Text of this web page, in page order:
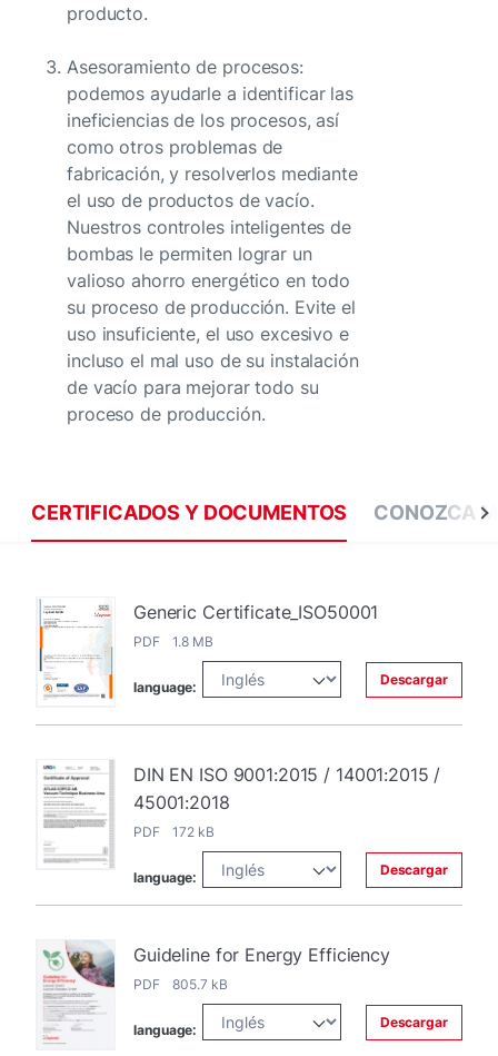
producto.
Asesoramiento de procesos:
podemos ayudarle a identificar las
ineficiencias de los procesos, así
como otros problemas de
fabricación, y resolverlos mediante
el uso de productos de vacío.
Nuestros controles inteligentes de
bombas le permiten lograr un
valioso ahorro energético en todo
su proceso de producción. Evite el
uso insuficiente, el uso excesivo e
incluso el mal uso de su instalación
de vacío para mejorar todo su
proceso de producción.
CERTIFICADOS Y DOCUMENTOS CONOZCA
Generic Certificate_ISO50001
PDF 1.8 MB
language: Descargar
DIN EN ISO 9001:2015 / 14001:2015 /
45001:2018
PDF 172 kB
language: Descargar
Guideline for Energy Efficiency
PDF 805.7 kB
language: Descargar